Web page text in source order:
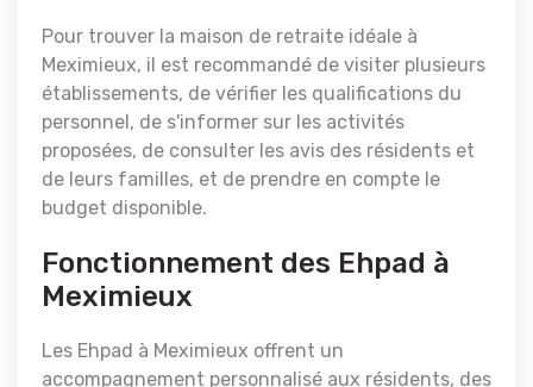
Pour trouver la maison de retraite idéale à
Meximieux, il est recommandé de visiter plusieurs
établissements, de vérifier les qualifications du
personnel, de s'informer sur les activités
proposées, de consulter les avis des résidents et
de leurs familles, et de prendre en compte le
budget disponible.
Fonctionnement des Ehpad à
Meximieux
Les Ehpad à Meximieux offrent un
accompagnement personnalisé aux résidents, des